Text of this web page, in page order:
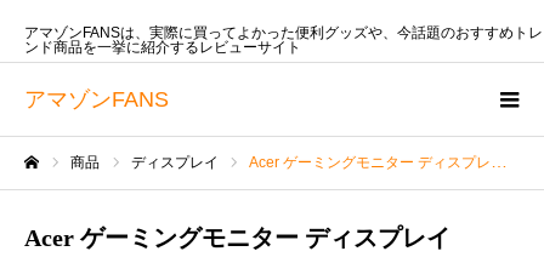
アマゾンFANS
アマゾンFANSは、実際に買ってよかった便利グッズや、今話題のおすすめトレ
ンド商品を一挙に紹介するレビューサイト
商品 ディスプレイ Acer ゲーミングモニター ディスプレイ SigmaLine 21.5インチ KG221QAbmix 1ms(GTG) 75Hz TN FPS向き フルHD FreeSync HDMI スピーカー内蔵 ブルーライト軽減
Acer ゲーミングモニター ディスプレイ